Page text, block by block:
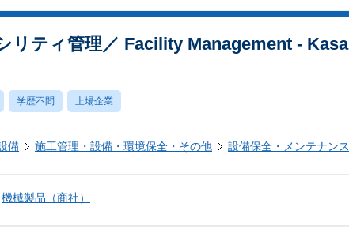
リティ管理／ Facility Management - Kasa
学歴不問 上場企業
備 施工管理・設備・環境保全・その他 設備保全・メンテナンス
機械製品（商社）